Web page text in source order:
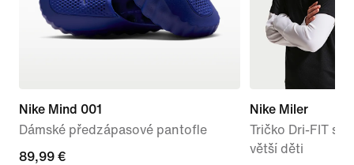
Nike Mind 001
Dámské předzápasové pantofle
89,99 €
89,99 €
Nike Miler
Tričko Dri-FIT s
větší děti